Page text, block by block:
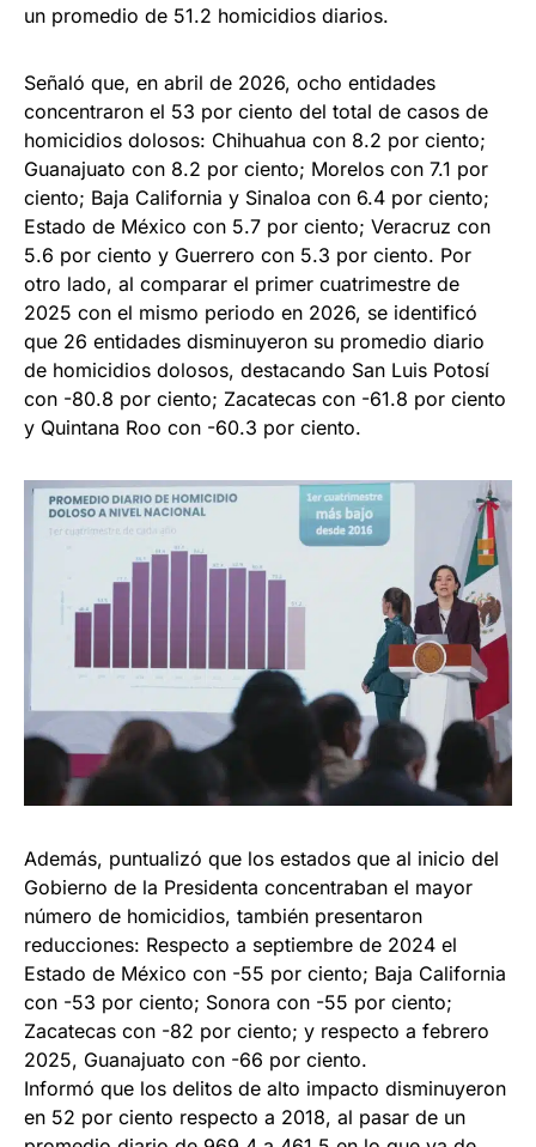
un promedio de 51.2 homicidios diarios.
Señaló que, en abril de 2026, ocho entidades
concentraron el 53 por ciento del total de casos de
homicidios dolosos: Chihuahua con 8.2 por ciento;
Guanajuato con 8.2 por ciento; Morelos con 7.1 por
ciento; Baja California y Sinaloa con 6.4 por ciento;
Estado de México con 5.7 por ciento; Veracruz con
5.6 por ciento y Guerrero con 5.3 por ciento. Por
otro lado, al comparar el primer cuatrimestre de
2025 con el mismo periodo en 2026, se identificó
que 26 entidades disminuyeron su promedio diario
de homicidios dolosos, destacando San Luis Potosí
con -80.8 por ciento; Zacatecas con -61.8 por ciento
y Quintana Roo con -60.3 por ciento.
Además, puntualizó que los estados que al inicio del
Gobierno de la Presidenta concentraban el mayor
número de homicidios, también presentaron
reducciones: Respecto a septiembre de 2024 el
Estado de México con -55 por ciento; Baja California
con -53 por ciento; Sonora con -55 por ciento;
Zacatecas con -82 por ciento; y respecto a febrero
2025, Guanajuato con -66 por ciento.
Informó que los delitos de alto impacto disminuyeron
en 52 por ciento respecto a 2018, al pasar de un